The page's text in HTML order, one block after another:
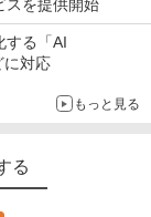
スを提供開始
する「AI
対応
もっと見る
る